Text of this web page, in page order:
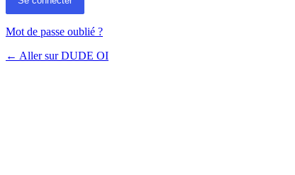
Mot de passe oublié ?
← Aller sur DUDE OI